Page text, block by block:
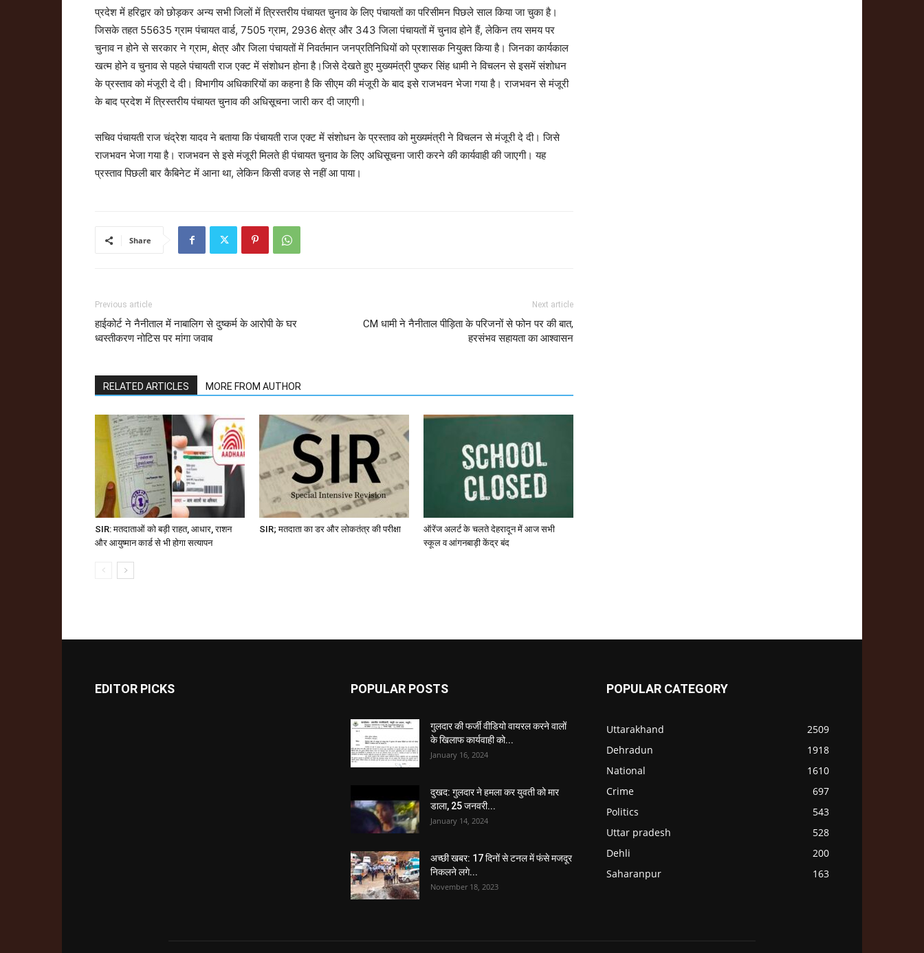
प्रदेश में हरिद्वार को छोड़कर अन्य सभी जिलों में त्रिस्तरीय पंचायत चुनाव के लिए पंचायतों का परिसीमन पिछले साल किया जा चुका है।
जिसके तहत 55635 ग्राम पंचायत वार्ड, 7505 ग्राम, 2936 क्षेत्र और 343 जिला पंचायतों में चुनाव होने हैं, लेकिन तय समय पर
चुनाव न होने से सरकार ने ग्राम, क्षेत्र और जिला पंचायतों में निवर्तमान जनप्रतिनिधियों को प्रशासक नियुक्त किया है। जिनका कार्यकाल
खत्म होने व चुनाव से पहले पंचायती राज एक्ट में संशोधन होना है।जिसे देखते हुए मुख्यमंत्री पुष्कर सिंह धामी ने विचलन से इसमें संशोधन
के प्रस्ताव को मंजूरी दे दी। विभागीय अधिकारियों का कहना है कि सीएम की मंजूरी के बाद इसे राजभवन भेजा गया है। राजभवन से मंजूरी
के बाद प्रदेश में त्रिस्तरीय पंचायत चुनाव की अधिसूचना जारी कर दी जाएगी।
सचिव पंचायती राज चंद्रेश यादव ने बताया कि पंचायती राज एक्ट में संशोधन के प्रस्ताव को मुख्यमंत्री ने विचलन से मंजूरी दे दी। जिसे
राजभवन भेजा गया है। राजभवन से इसे मंजूरी मिलते ही पंचायत चुनाव के लिए अधिसूचना जारी करने की कार्यवाही की जाएगी। यह
प्रस्ताव पिछली बार कैबिनेट में आना था, लेकिन किसी वजह से नहीं आ पाया।
Share
Previous article
हाईकोर्ट ने नैनीताल में नाबालिग से दुष्कर्म के आरोपी के घर
ध्वस्तीकरण नोटिस पर मांगा जवाब
Next article
CM धामी ने नैनीताल पीड़िता के परिजनों से फोन पर की बात,
हरसंभव सहायता का आश्वासन
RELATED ARTICLES MORE FROM AUTHOR
SIR: मतदाताओं को बड़ी राहत, आधार, राशन
और आयुष्मान कार्ड से भी होगा सत्यापन
SIR; मतदाता का डर और लोकतंत्र की परीक्षा
ऑरेंज अलर्ट के चलते देहरादून में आज सभी
स्कूल व आंगनबाड़ी केंद्र बंद
EDITOR PICKS POPULAR POSTS
गुलदार की फर्जी वीडियो वायरल करने वालों
के खिलाफ कार्यवाही को...
January 16, 2024
दुखद: गुलदार ने हमला कर युवती को मार
डाला, 25 जनवरी...
January 14, 2024
अच्छी खबर: 17 दिनों से टनल में फंसे मजदूर
निकलने लगे...
November 18, 2023
POPULAR CATEGORY
Uttarakhand
2509
Dehradun
1918
National
1610
Crime
697
Politics
543
Uttar pradesh
528
Dehli
200
Saharanpur
163